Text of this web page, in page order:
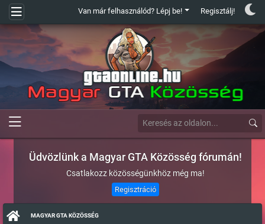
Van már felhasználód? Lépj be! Regisztálj!
Üdvözlünk a Magyar GTA Közösség fórumán!
Csatlakozz közösségünkhöz még ma!
Regisztráció
MAGYAR GTA KÖZÖSSÉG